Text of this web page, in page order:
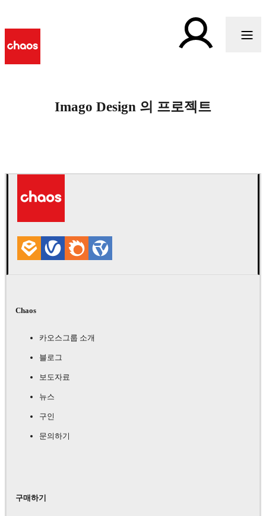
Imago Design 의 프로젝트
Chaos
카오스그룹 소개
블로그
보도자료
뉴스
구인
문의하기
구매하기